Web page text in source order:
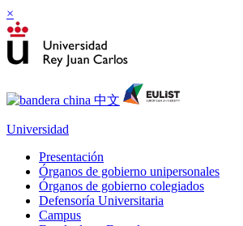
×
Universidad
Presentación
Órganos de gobierno unipersonales
Órganos de gobierno colegiados
Defensoría Universitaria
Campus